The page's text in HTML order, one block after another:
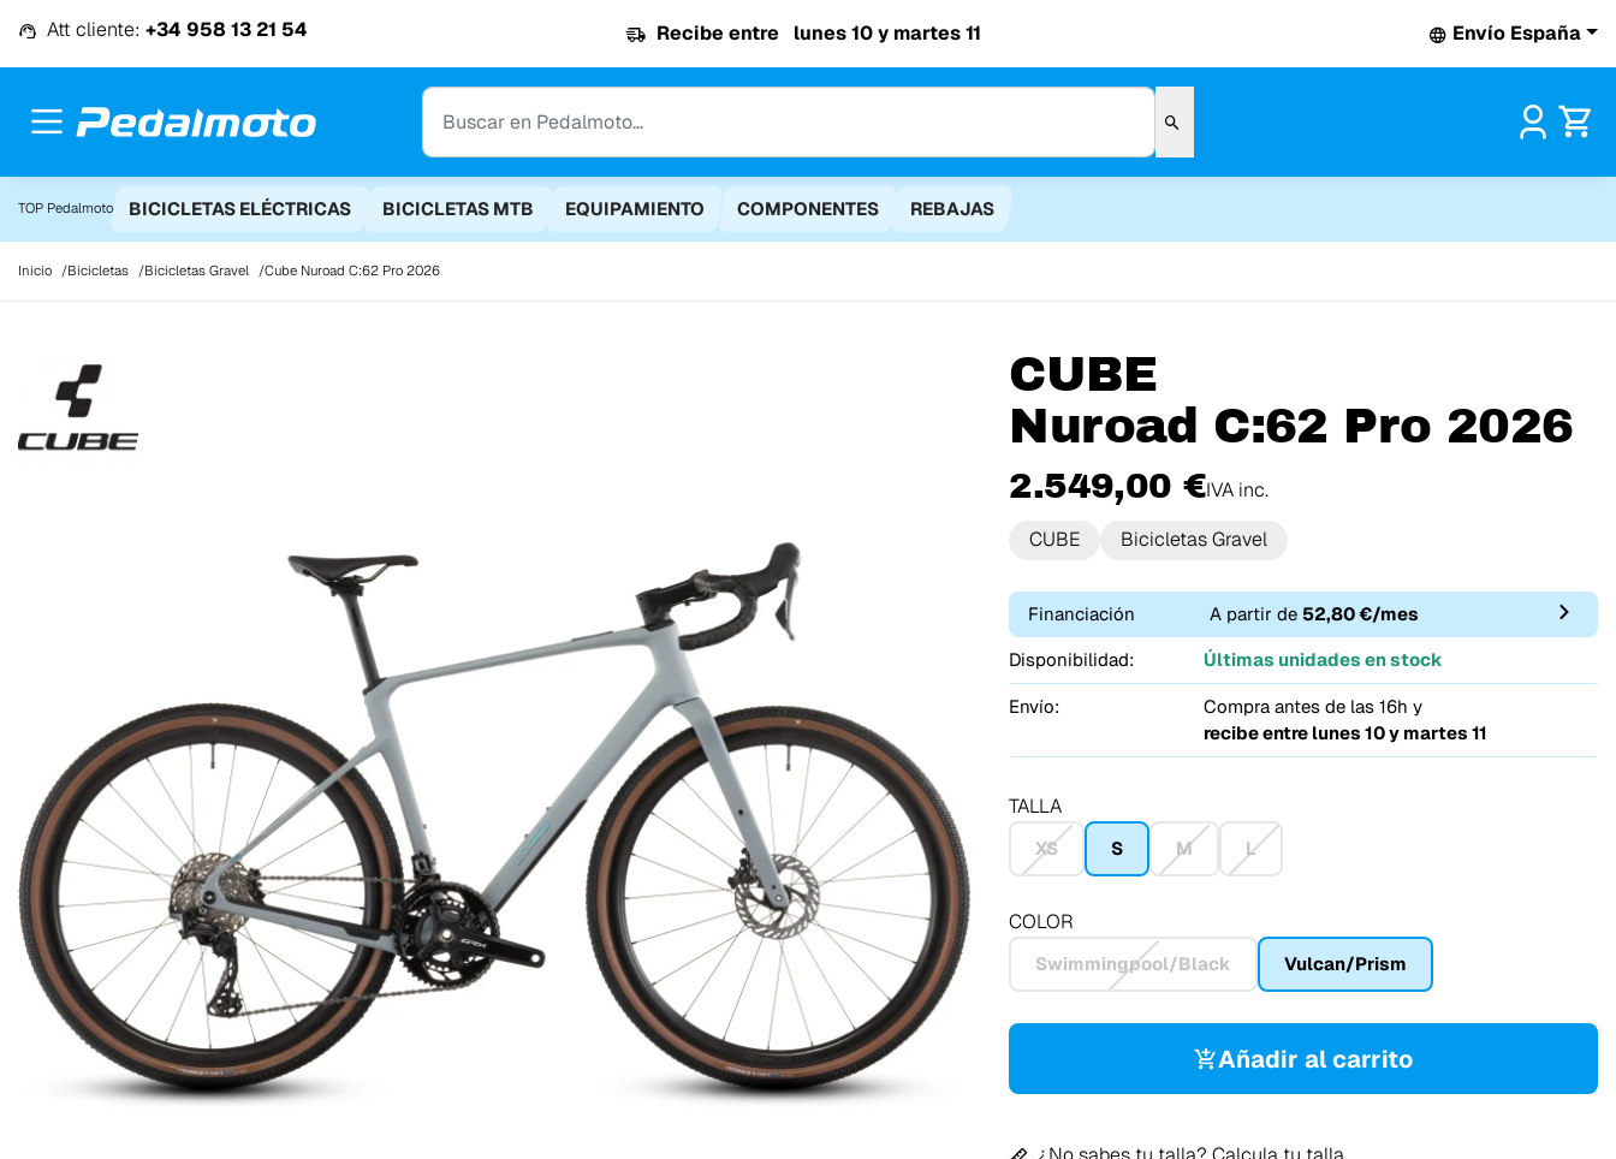
Att cliente: +34 958 13 21 54 Recibe entre lunes 10 y martes 11 Envío España
TOP Pedalmoto BICICLETAS ELÉCTRICAS BICICLETAS MTB EQUIPAMIENTO COMPONENTES REBAJAS
Inicio Bicicletas Bicicletas Gravel Cube Nuroad C:62 Pro 2026
CUBE
Nuroad C:62 Pro 2026
2.549,00 €IVA inc.
CUBE
Bicicletas Gravel
Financiación A partir de 52,80 €/mes
Disponibilidad:
Últimas unidades en stock
Envío:
Compra antes de las 16h y
recibe entre lunes 10 y martes 11
TALLA
XS S M L
COLOR
Swimmingpool/Black Vulcan/Prism
Añadir al carrito